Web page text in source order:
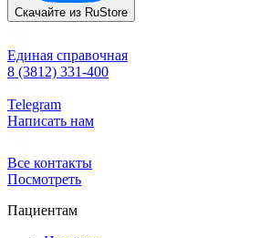
Скачайте из RuStore
Единая справочная
8 (3812) 331-400
Telegram
Написать нам
Все контакты
Посмотреть
Пациентам